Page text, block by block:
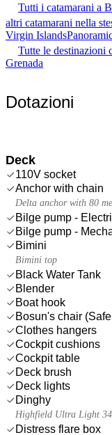
Tutti i catamarani a
altri catamarani nella
Virgin Islands
Tutte le destinazioni
Grenada
Dotazioni
Deck
110V socket
Anchor with chain
Delta anchor with 80
Bilge pump -
Bilge pump -
Bimini
Bimini top
Black Water Tank
Blender
Boat hook
Bosun's chair
Clothes hangers
Cockpit cushions
Cockpit table
Deck brush
Deck lights
Dinghy
Highfield Ultra Light
Distress flare box